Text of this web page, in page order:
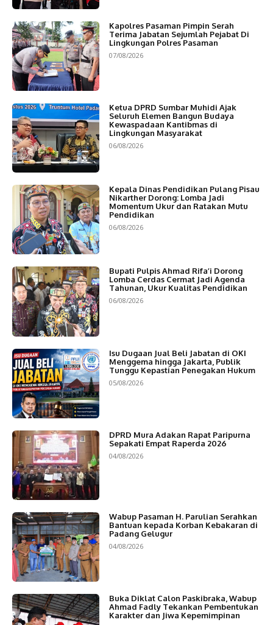
Kapolres Pasaman Pimpin Serah
Terima Jabatan Sejumlah Pejabat Di
Lingkungan Polres Pasaman
07/08/2026
Ketua DPRD Sumbar Muhidi Ajak
Seluruh Elemen Bangun Budaya
Kewaspadaan Kantibmas di
Lingkungan Masyarakat
06/08/2026
Kepala Dinas Pendidikan Pulang Pisau
Nikarther Dorong: Lomba Jadi
Momentum Ukur dan Ratakan Mutu
Pendidikan
06/08/2026
Bupati Pulpis Ahmad Rifa’i Dorong
Lomba Cerdas Cermat Jadi Agenda
Tahunan, Ukur Kualitas Pendidikan
06/08/2026
Isu Dugaan Jual Beli Jabatan di OKI
Menggema hingga Jakarta, Publik
Tunggu Kepastian Penegakan Hukum
05/08/2026
DPRD Mura Adakan Rapat Paripurna
Sepakati Empat Raperda 2026
04/08/2026
Wabup Pasaman H. Parulian Serahkan
Bantuan kepada Korban Kebakaran di
Padang Gelugur
04/08/2026
Buka Diklat Calon Paskibraka, Wabup
Ahmad Fadly Tekankan Pembentukan
Karakter dan Jiwa Kepemimpinan